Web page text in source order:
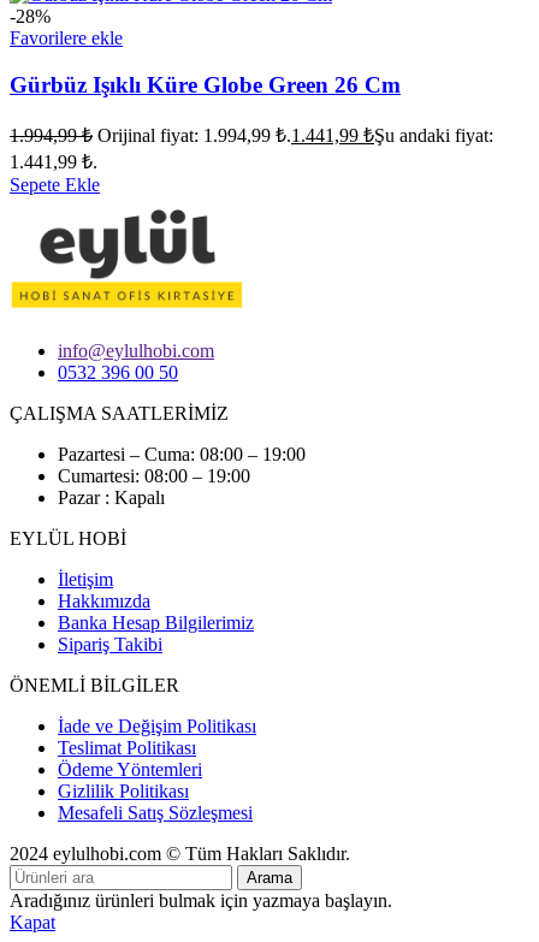
-28%
Favorilere ekle
Gürbüz Işıklı Küre Globe Green 26 Cm
1.994,99₺ Orijinal fiyat: 1.994,99 ₺.1.441,99 ₺Şu andaki fiyat:
1.441,99 ₺.
Sepete Ekle
info@eylulhobi.com
0532 396 00 50
ÇALIŞMA SAATLERİMİZ
Pazartesi – Cuma: 08:00 – 19:00
Cumartesi: 08:00 – 19:00
Pazar : Kapalı
EYLÜL HOBİ
İletişim
Hakkımızda
Banka Hesap Bilgilerimiz
Sipariş Takibi
ÖNEMLİ BİLGİLER
İade ve Değişim Politikası
Teslimat Politikası
Ödeme Yöntemleri
Gizlilik Politikası
Mesafeli Satış Sözleşmesi
2024 eylulhobi.com © Tüm Hakları Saklıdır.
Arama
Aradığınız ürünleri bulmak için yazmaya başlayın.
Kapat